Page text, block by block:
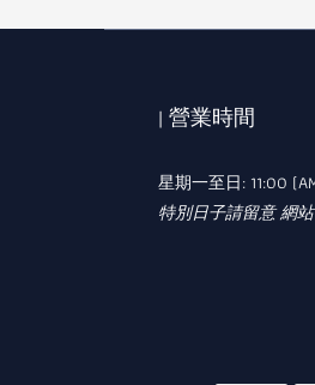
| 營業時間
星期一至日: 11:00
特別日子請留意 網